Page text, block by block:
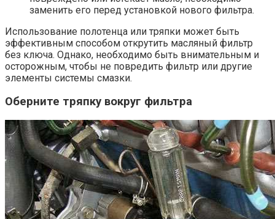
заменить его перед установкой нового фильтра.
Использование полотенца или тряпки может быть
эффективным способом открутить масляный фильтр
без ключа. Однако, необходимо быть внимательным и
осторожным, чтобы не повредить фильтр или другие
элементы системы смазки.
Оберните тряпку вокруг фильтра